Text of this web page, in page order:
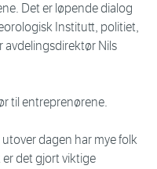
Det er løpende dialog
Institutt, politiet,
avdelingsdirektør Nils
til entreprenørene.
dagen har mye folk
det gjort viktige